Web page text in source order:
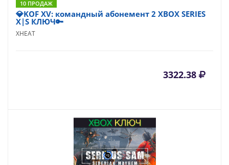
10 ПРОДАЖ
💎KOF XV: командный абонемент 2 XBOX SERIES
X|S КЛЮЧ🔑
XHEAT
3322.38